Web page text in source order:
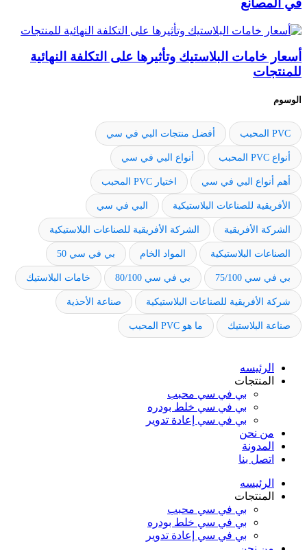
في المصانع
أسعار خامات البلاستيك وتأثيرها على التكلفة النهائية
للمنتجات
الوسوم
PVC المحبب أفضل منتجات البي في سي
أنواع PVC المحبب أنواع البي في سي
أهم أنواع البي في سي اختيار PVC المحبب
الأفريقية للصناعات البلاستيكية البي في سي
الشركة الأفريقية الشركة الأفريقية للصناعات البلاستيكية
الصناعات البلاستيكية المواد الخام بي في سي 50
بي في سي 75/100 بي في سي 80/100 خامات البلاستيك
شركة الأفريقية للصناعات البلاستيكية صناعة الأحذية
صناعة البلاستيك ما هو PVC المحبب
الرئيسه
المنتجات
بي في سي محبب
بي في سي خلط بودره
بي في سي إعادة تدوير
من نحن
المدونة
اتصل بنا
الرئيسه
المنتجات
بي في سي محبب
بي في سي خلط بودره
بي في سي إعادة تدوير